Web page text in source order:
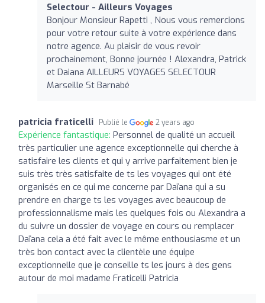
Selectour - Ailleurs Voyages
Bonjour Monsieur Rapetti , Nous vous remercions
pour votre retour suite à votre expérience dans
notre agence. Au plaisir de vous revoir
prochainement, Bonne journée ! Alexandra, Patrick
et Daiana AILLEURS VOYAGES SELECTOUR
Marseille St Barnabé
patricia fraticelli Publié le 2 years ago
Expérience fantastique: Personnel de qualité un accueil
très particulier une agence exceptionnelle qui cherche à
satisfaire les clients et qui y arrive parfaitement bien je
suis très très satisfaite de ts les voyages qui ont été
organisés en ce qui me concerne par Daïana qui a su
prendre en charge ts les voyages avec beaucoup de
professionnalisme mais les quelques fois ou Alexandra a
du suivre un dossier de voyage en cours ou remplacer
Daïana cela a été fait avec le même enthousiasme et un
très bon contact avec la clientèle une équipe
exceptionnelle que je conseille ts les jours à des gens
autour de moi madame Fraticelli Patricia